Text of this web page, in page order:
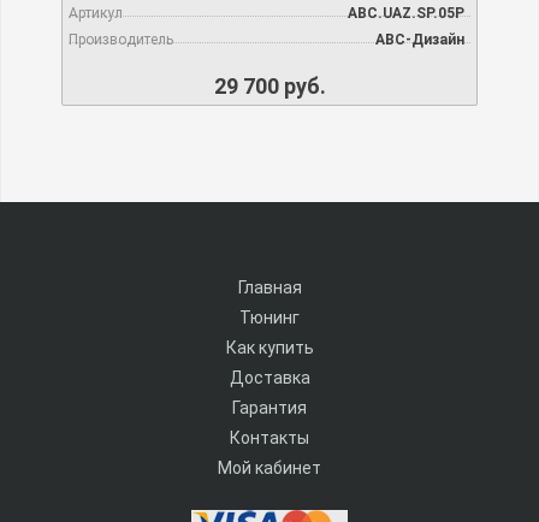
Артикул
ABC.UAZ.SP.05P
Производитель
АВС-Дизайн
29 700 руб.
Главная
Тюнинг
Как купить
Доставка
Гарантия
Контакты
Мой кабинет